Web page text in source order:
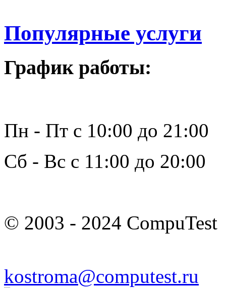
Популярные услуги
График работы:
Пн - Пт с 10:00 до 21:00
Сб - Вс с 11:00 до 20:00
© 2003 - 2024 CompuTest
kostroma@computest.ru